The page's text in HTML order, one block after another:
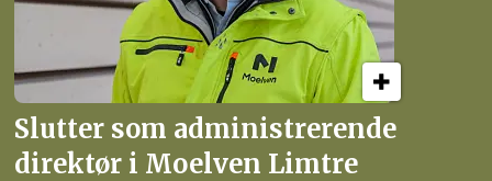
Slutter som administrerende
direktør i Moelven Limtre